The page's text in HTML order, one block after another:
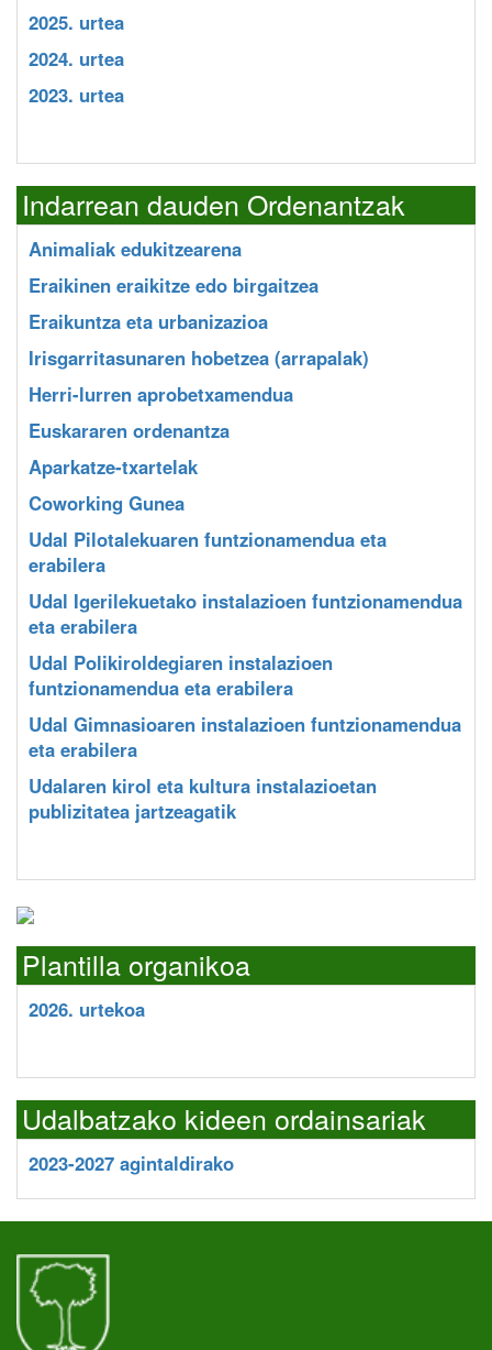
2025. urtea
2024. urtea
2023. urtea
Indarrean dauden Ordenantzak
Animaliak edukitzearena
Eraikinen eraikitze edo birgaitzea
Eraikuntza eta urbanizazioa
Irisgarritasunaren hobetzea (arrapalak)
Herri-lurren aprobetxamendua
Euskararen ordenantza
Aparkatze-txartelak
Coworking Gunea
Udal Pilotalekuaren funtzionamendua eta
erabilera
Udal Igerilekuetako instalazioen funtzionamendua
eta erabilera
Udal Polikiroldegiaren instalazioen
funtzionamendua eta erabilera
Udal Gimnasioaren instalazioen funtzionamendua
eta erabilera
Udalaren kirol eta kultura instalazioetan
publizitatea jartzeagatik
Plantilla organikoa
2026. urtekoa
Udalbatzako kideen ordainsariak
2023-2027 agintaldirako